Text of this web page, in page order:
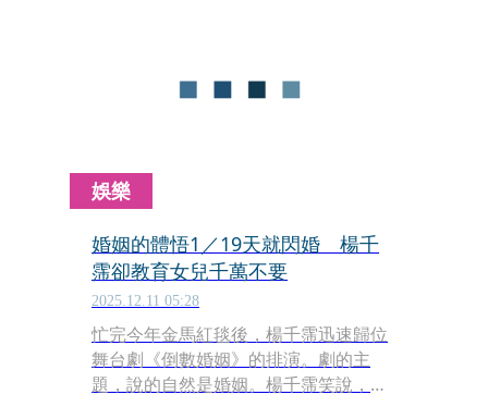
娛樂
婚姻的體悟1／19天就閃婚 楊千
霈卻教育女兒千萬不要
2025.12.11 05:28
忙完今年金馬紅毯後，楊千霈迅速歸位
舞台劇《倒數婚姻》的排演。劇的主
題，說的自然是婚姻。楊千霈笑說，劇